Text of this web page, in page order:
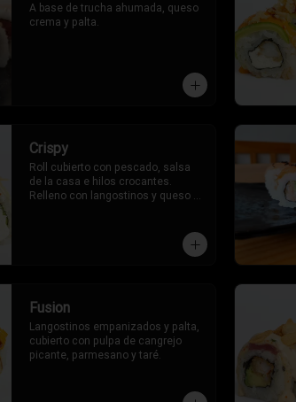
A base de trucha ahumada, queso
crema y palta.
Crispy
Roll cubierto con pescado, salsa
de la casa e hilos crocantes.
Relleno con langostinos y queso
Fusion
Langostinos empanizados y palta,
cubierto con pulpa de cangrejo
picante, parmesano y taré.